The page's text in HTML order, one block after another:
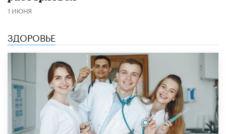
1 ИЮНЯ
ЗДОРОВЬЕ